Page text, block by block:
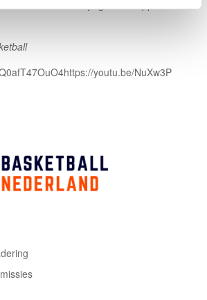
youtu.be/NuXw3P